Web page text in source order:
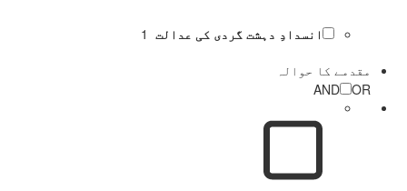
انسدادِ دہشت گردی کی عدالت
1
مقدمے کا حوالہ
AND
OR